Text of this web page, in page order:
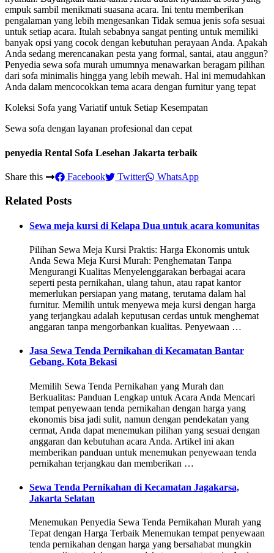
empuk sambil menikmati suasana acara. Ini tentu memberikan
pengalaman yang lebih mengesankan Tidak semua jenis sofa sesuai
untuk setiap acara. Itulah sebabnya sangat penting untuk memiliki
banyak opsi yang cocok dengan kebutuhan perayaan Anda. Apakah
Anda sedang merencanakan pesta yang formal, santai, atau anggun?
Penyedia sewa sofa murah umumnya menawarkan beragam pilihan
dari sofa minimalis hingga yang lebih mewah. Hal ini memudahkan
Anda dalam mencocokkan tema acara dengan furnitur yang tepat
Koleksi Sofa yang Variatif untuk Setiap Kesempatan
Sewa sofa dengan layanan profesional dan cepat
penyedia Rental Sofa Lesehan Jakarta terbaik
Share this Facebook Twitter WhatsApp
Related Posts
Sewa meja kursi di Kelapa Dua untuk acara komunitas
Pilihan Sewa Meja Kursi Praktis: Harga Ekonomis untuk
Anda Sewa Meja Kursi Murah: Penghematan Tanpa
Mengurangi Kualitas Menyelenggarakan berbagai acara
seperti pesta pernikahan, ulang tahun, atau rapat kantor
memerlukan persiapan yang matang, terutama dalam hal
furnitur. Memilih untuk menyewa meja kursi dengan harga
yang terjangkau adalah keputusan cerdas untuk menghemat
anggaran tanpa mengorbankan kualitas. Penyewaan …
Jasa Sewa Tenda Pernikahan di Kecamatan Bantar
Gebang, Kota Bekasi
Memilih Sewa Tenda Pernikahan yang Murah dan
Berkualitas: Panduan Lengkap untuk Acara Anda Mencari
tempat penyewaan tenda pernikahan dengan harga yang
ekonomis bisa jadi sulit, namun dengan pendekatan yang
cermat, Anda dapat menemukan pilihan yang sesuai dengan
anggaran dan kebutuhan acara Anda. Artikel ini akan
memberikan panduan untuk menemukan penyewaan tenda
pernikahan terjangkau dan memberikan …
Sewa Tenda Pernikahan di Kecamatan Jagakarsa,
Jakarta Selatan
Menemukan Penyedia Sewa Tenda Pernikahan Murah yang
Tepat dengan Harga Terbaik Menemukan tempat penyewaan
tenda pernikahan dengan harga yang bersahabat mungkin